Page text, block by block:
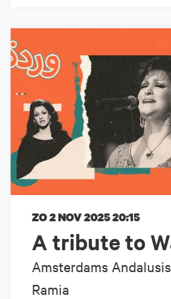
A tribute to
Amsterdams
Ramia
ZO 2 NOV 202520:15